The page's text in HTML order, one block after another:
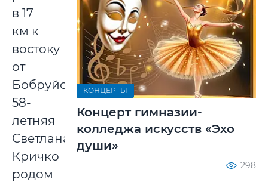
в 17
км к
востоку
от
Бобруйска.
58-
летняя
Светлана
Кричко
родом
КОНЦЕРТЫ
Концерт гимназии-
колледжа искусств «Эхо
души»
298